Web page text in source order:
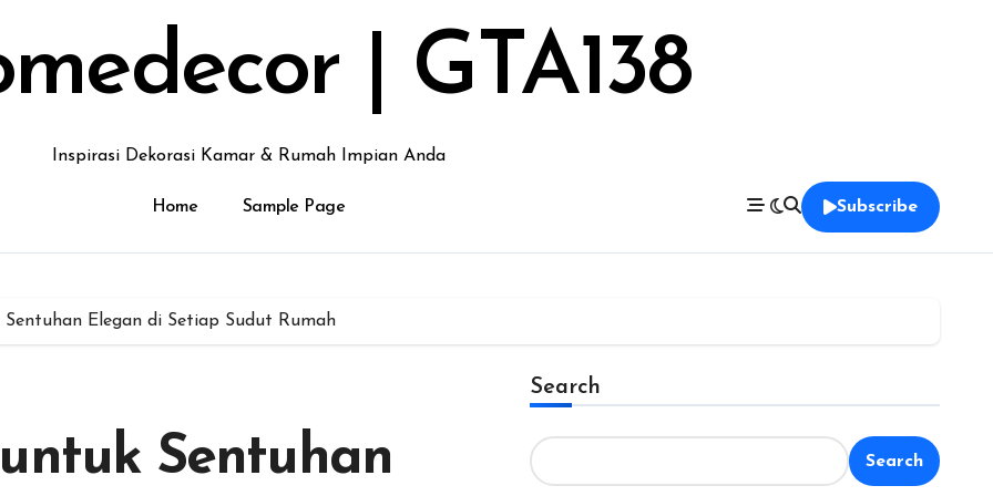
| GTA138
Inspirasi Dekorasi Kamar & Rumah Impian Anda
Home Sample Page Subscribe
Elegan di Setiap Sudut Rumah
Sentuhan
Search
Search